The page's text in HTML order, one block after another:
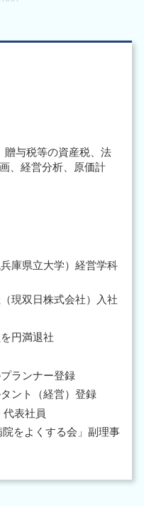
贈与税等の資産税、法
、経営分析、原価計
庫県立大学）経営学科
現双日株式会社）入社
円満退社
ランナー登録
ント（経営）登録
表社員
をよくする会」副理事